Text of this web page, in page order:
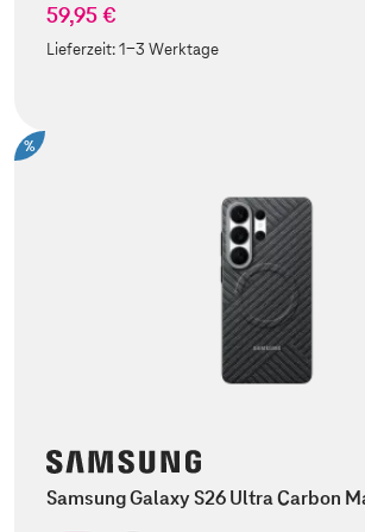
59,95 €
Lieferzeit:1-3 Werktage
%
Samsung Galaxy S26 Ultra Carbon